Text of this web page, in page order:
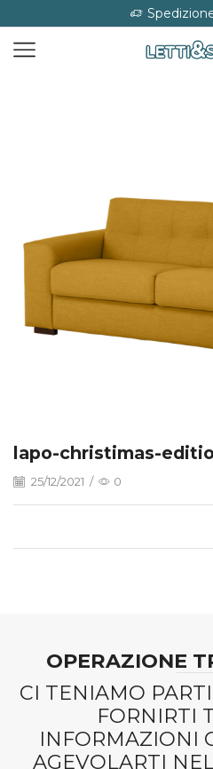
lapo-christimas-
25/12/2021 / 0
OPERAZIONE
CI TENIAMO
FORNIRTI
INFORMAZIONI
AGEVOLARTI